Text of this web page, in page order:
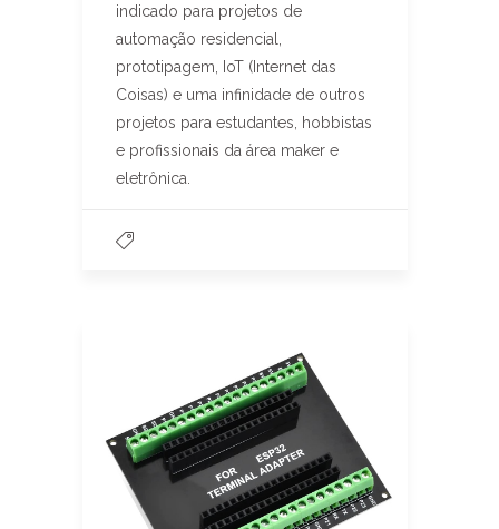
indicado para projetos de
automação residencial,
prototipagem, IoT (Internet das
Coisas) e uma infinidade de outros
projetos para estudantes, hobbistas
e profissionais da área maker e
eletrônica.